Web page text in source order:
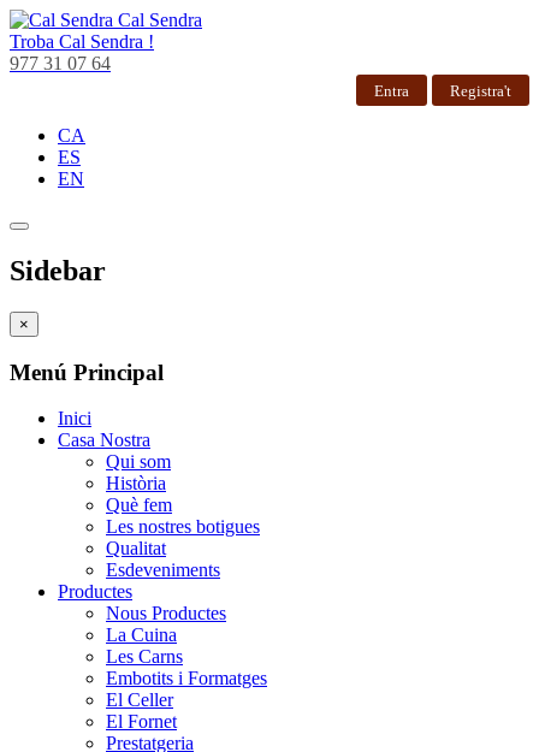
Cal Sendra
Troba Cal Sendra !
977 31 07 64
Entra Registra't
CA
ES
EN
Sidebar
×
Menú Principal
Inici
Casa Nostra
Qui som
Història
Què fem
Les nostres botigues
Qualitat
Esdeveniments
Productes
Nous Productes
La Cuina
Les Carns
Embotits i Formatges
El Celler
El Fornet
Prestatgeria